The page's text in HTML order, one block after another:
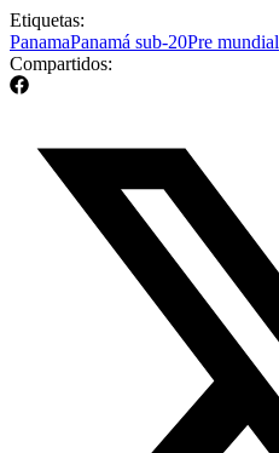
Etiquetas:
PanamaPanamá sub-20Pre mundial
Compartidos: